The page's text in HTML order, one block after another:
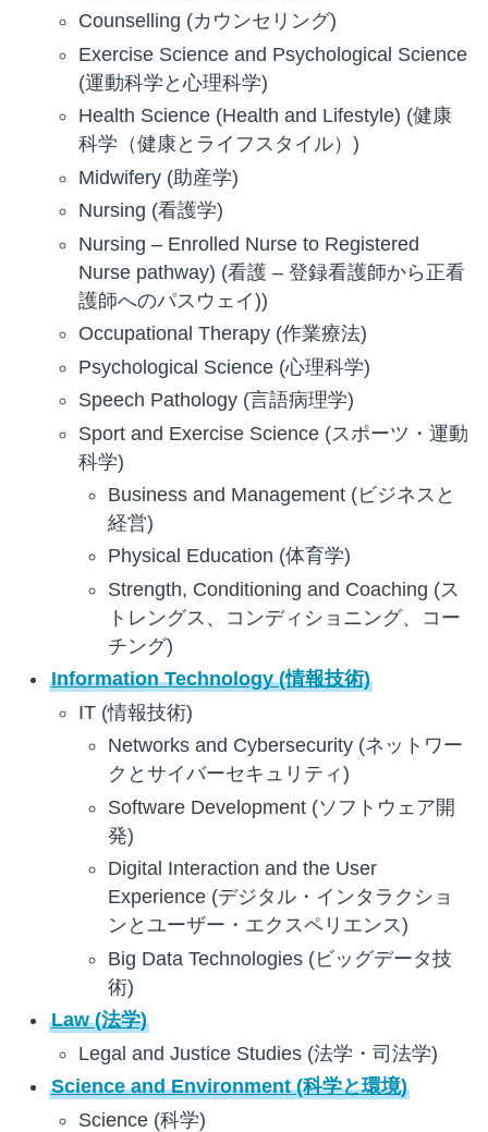
Counselling (カウンセリング)
Exercise Science and Psychological Science
(運動科学と心理科学)
Health Science (Health and Lifestyle) (健康
科学（健康とライフスタイル）)
Midwifery (助産学)
Nursing (看護学)
Nursing – Enrolled Nurse to Registered
Nurse pathway) (看護 – 登録看護師から正看
護師へのパスウェイ))
Occupational Therapy (作業療法)
Psychological Science (心理科学)
Speech Pathology (言語病理学)
Sport and Exercise Science (スポーツ・運動
科学)
Business and Management (ビジネスと
経営)
Physical Education (体育学)
Strength, Conditioning and Coaching (ス
トレングス、コンディショニング、コー
チング)
Information Technology (情報技術)
IT (情報技術)
Networks and Cybersecurity (ネットワー
クとサイバーセキュリティ)
Software Development (ソフトウェア開
発)
Digital Interaction and the User
Experience (デジタル・インタラクショ
ンとユーザー・エクスペリエンス)
Big Data Technologies (ビッグデータ技
術)
Law (法学)
Legal and Justice Studies (法学・司法学)
Science and Environment (科学と環境)
Science (科学)